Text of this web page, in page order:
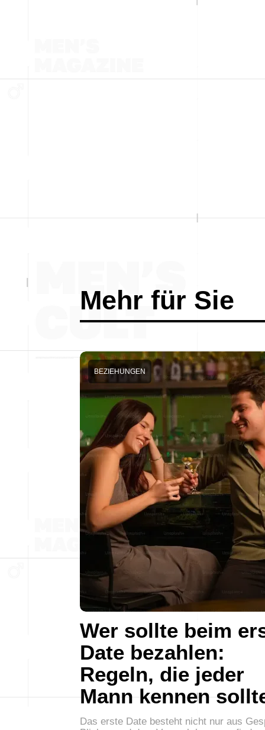
Mehr für Sie
Wer sollte beim
Date bezahlen:
Regeln, die jeder
Mann kennen
BEZIEHUNGEN
Das erste Date besteht nicht nur aus